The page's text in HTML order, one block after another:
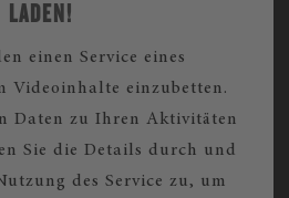
LADEN!
einen Service eines
Videoinhalte einzubetten.
Daten zu Ihren Aktivitäten
Sie die Details durch und
des Service zu, um